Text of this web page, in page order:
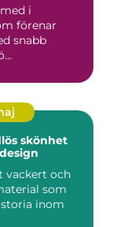
i
förenar
snabb
skönhet
vackert och
som
inom